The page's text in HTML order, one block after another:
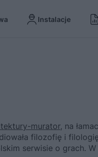
Instalacje
murator, na
filozofię i
serwisie o grach. W